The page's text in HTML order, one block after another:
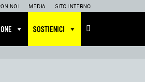
NOI MEDIA SITO INTERNO
SOSTIENICI